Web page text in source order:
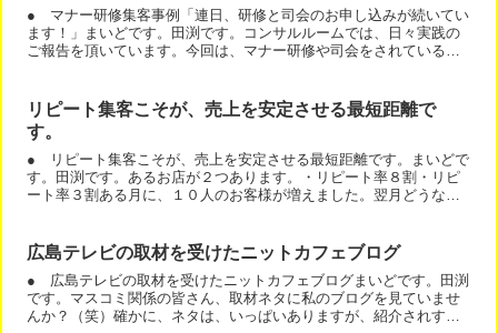
● マナー研修集客事例「連日、研修と司会のお申し込みが続いてい
ます！」まいどです。田渕です。コンサルルームでは、日々実践の
ご報告を頂いています。今回は、マナー研修や司会をされているメ
リピート集客こそが、売上を安定させる最短距離で
す。
● リピート集客こそが、売上を安定させる最短距離です。まいどで
す。田渕です。あるお店が２つあります。・リピート率８割・リピ
ート率３割ある月に、１０人のお客様が増えました。翌月どうなる
広島テレビの取材を受けたニットカフェブログ
● 広島テレビの取材を受けたニットカフェブログまいどです。田渕
です。マスコミ関係の皆さん、取材ネタに私のブログを見ていませ
んか？（笑）確かに、ネタは、いっぱいありますが、紹介されすぎ